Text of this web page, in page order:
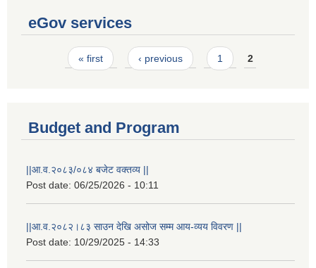
eGov services
Pages« first ‹ previous 1 2
Budget and Program
||आ.व.२०८३/०८४ बजेट वक्तव्य ||
Post date: 06/25/2026 - 10:11
||आ.व.२०८२।८३ साउन देखि असोज सम्म आय-व्यय विवरण ||
Post date: 10/29/2025 - 14:33